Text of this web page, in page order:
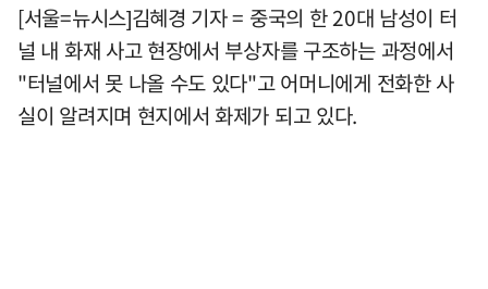
[서울=뉴시스]김혜경 기자 = 중국의 한 20대 남성이 터
널 내 화재 사고 현장에서 부상자를 구조하는 과정에서
"터널에서 못 나올 수도 있다"고 어머니에게 전화한 사
실이 알려지며 현지에서 화제가 되고 있다.